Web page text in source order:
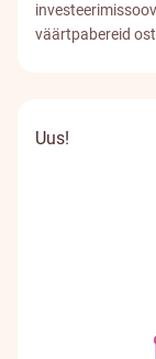
väärtpabereid
Uus!